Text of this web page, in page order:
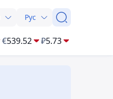
Рус
€539.52 ₽5.73